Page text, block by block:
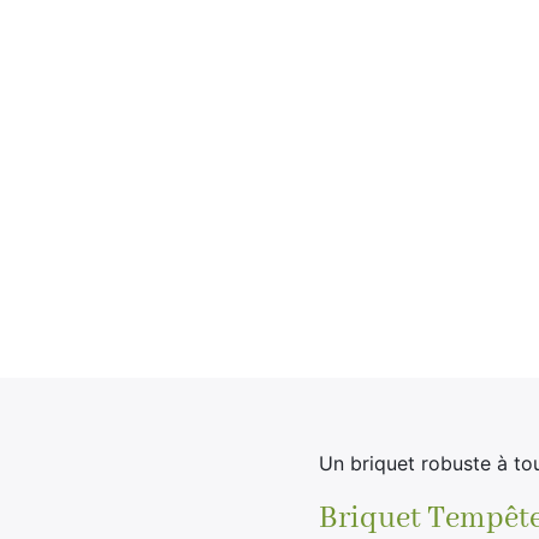
Un briquet robuste à
Briquet